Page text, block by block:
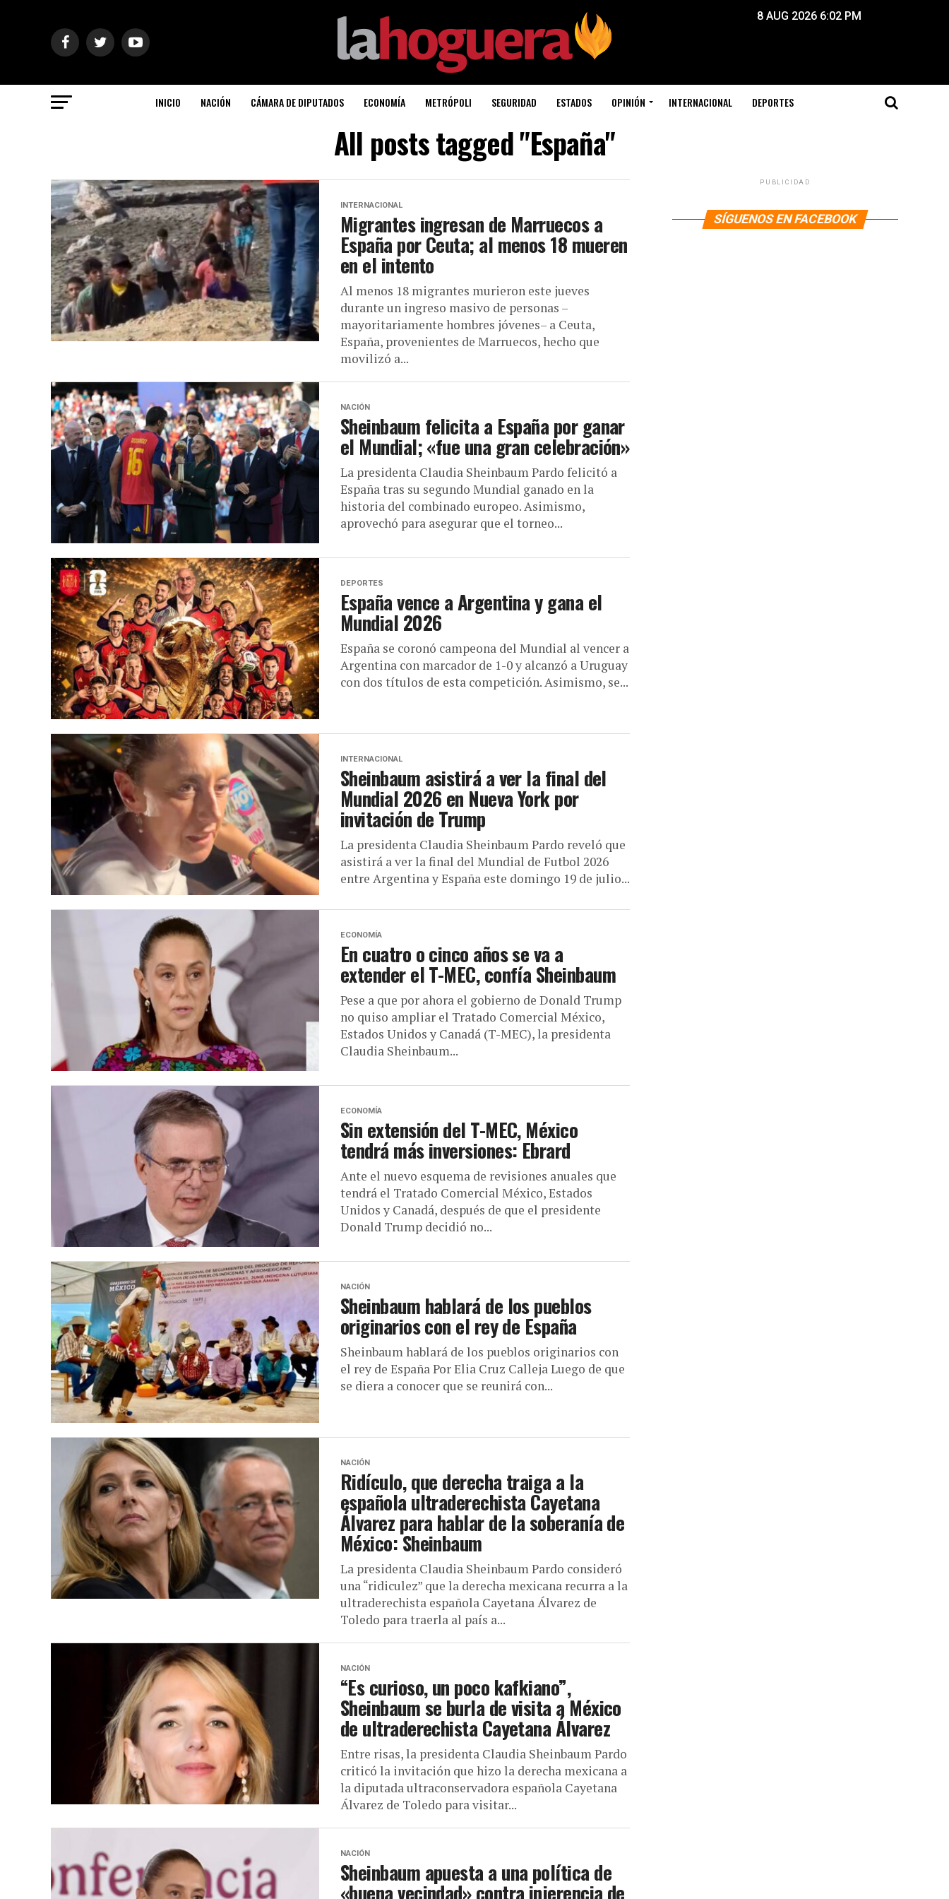
8 AUG 2026 6:02 PM
INICIO NACIÓN CÁMARA DE DIPUTADOS ECONOMÍA METRÓPOLI SEGURIDAD ESTADOS OPINIÓN INTERNACIONAL DEPORTES
All posts tagged "España"
INTERNACIONAL
Migrantes ingresan de Marruecos a
España por Ceuta; al menos 18 mueren
en el intento
Al menos 18 migrantes murieron este jueves
durante un ingreso masivo de personas –
mayoritariamente hombres jóvenes– a Ceuta,
España, provenientes de Marruecos, hecho que
movilizó a...
NACIÓN
Sheinbaum felicita a España por ganar
el Mundial; «fue una gran celebración»
La presidenta Claudia Sheinbaum Pardo felicitó a
España tras su segundo Mundial ganado en la
historia del combinado europeo. Asimismo,
aprovechó para asegurar que el torneo...
DEPORTES
España vence a Argentina y gana el
Mundial 2026
España se coronó campeona del Mundial al vencer a
Argentina con marcador de 1-0 y alcanzó a Uruguay
con dos títulos de esta competición. Asimismo, se...
INTERNACIONAL
Sheinbaum asistirá a ver la final del
Mundial 2026 en Nueva York por
invitación de Trump
La presidenta Claudia Sheinbaum Pardo reveló que
asistirá a ver la final del Mundial de Futbol 2026
entre Argentina y España este domingo 19 de julio...
ECONOMÍA
En cuatro o cinco años se va a
extender el T-MEC, confía Sheinbaum
Pese a que por ahora el gobierno de Donald Trump
no quiso ampliar el Tratado Comercial México,
Estados Unidos y Canadá (T-MEC), la presidenta
Claudia Sheinbaum...
ECONOMÍA
Sin extensión del T-MEC, México
tendrá más inversiones: Ebrard
Ante el nuevo esquema de revisiones anuales que
tendrá el Tratado Comercial México, Estados
Unidos y Canadá, después de que el presidente
Donald Trump decidió no...
NACIÓN
Sheinbaum hablará de los pueblos
originarios con el rey de España
Sheinbaum hablará de los pueblos originarios con
el rey de España Por Elia Cruz Calleja Luego de que
se diera a conocer que se reunirá con...
NACIÓN
Ridículo, que derecha traiga a la
española ultraderechista Cayetana
Álvarez para hablar de la soberanía de
México: Sheinbaum
La presidenta Claudia Sheinbaum Pardo consideró
una “ridiculez” que la derecha mexicana recurra a la
ultraderechista española Cayetana Álvarez de
Toledo para traerla al país a...
NACIÓN
“Es curioso, un poco kafkiano”,
Sheinbaum se burla de visita a México
de ultraderechista Cayetana Álvarez
Entre risas, la presidenta Claudia Sheinbaum Pardo
criticó la invitación que hizo la derecha mexicana a
la diputada ultraconservadora española Cayetana
Álvarez de Toledo para visitar...
NACIÓN
Sheinbaum apuesta a una política de
«buena vecindad» contra injerencia de
PUBLICIDAD
SÍGUENOS EN FACEBOOK